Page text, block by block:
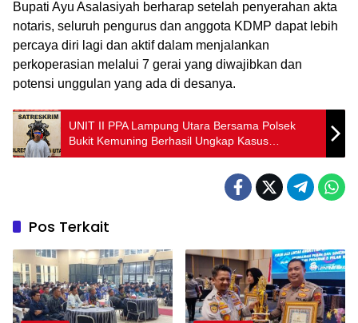
Bupati Ayu Asalasiyah berharap setelah penyerahan akta
notaris, seluruh pengurus dan anggota KDMP dapat lebih
percaya diri lagi dan aktif dalam menjalankan
perkoperasian melalui 7 gerai yang diwajibkan dan
potensi unggulan yang ada di desanya.
‎UNIT II PPA Lampung Utara Bersama Polsek
Bukit Kemuning Berhasil Ungkap Kasus
Pencabulan
Pos Terkait